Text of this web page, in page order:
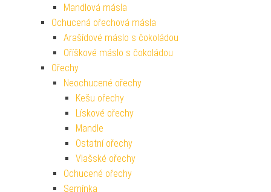
Mandlová másla
Ochucená ořechová másla
Arašídové máslo s čokoládou
Oříškové máslo s čokoládou
Ořechy
Neochucené ořechy
Kešu ořechy
Lískové ořechy
Mandle
Ostatní ořechy
Vlašské ořechy
Ochucené ořechy
Semínka